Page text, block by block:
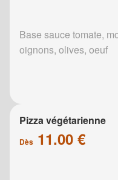
Base sauce tomate,
oignons, olives, oeuf
Pizza végétarienne
Dès 11.00 €